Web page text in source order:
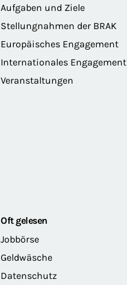
Aufgaben und Ziele
Stellungnahmen der BRAK
Europäisches Engagement
Internationales Engagement
Veranstaltungen
Oft gelesen
Jobbörse
Geldwäsche
Datenschutz